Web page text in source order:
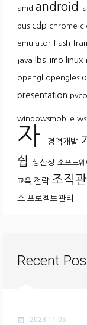
amd android
bus cdp chrome
emulator flash
java lbs limo linux
opengl opengles
presentation
windowsmobile
자
경력개발
쉽 생산성 소프트
교육 전략 조직
스 프로젝트관리
Recent
today 2023-11-05